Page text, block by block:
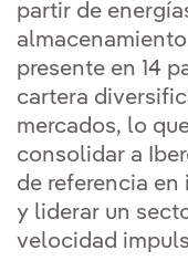
partir de
presente en 14
cartera
mercados, lo
consolidar a
de referencia
y liderar un
velocidad